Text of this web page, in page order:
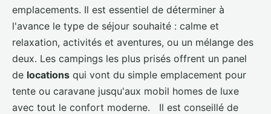
emplacements. Il est essentiel de déterminer à
l'avance le type de séjour souhaité : calme et
relaxation, activités et aventures, ou un mélange des
deux. Les campings les plus prisés offrent un panel
de locations qui vont du simple emplacement pour
tente ou caravane jusqu'aux mobil homes de luxe
avec tout le confort moderne. Il est conseillé de